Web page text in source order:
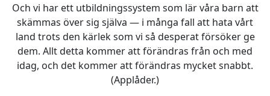
Och vi har ett utbildningssystem som lär våra barn att
skämmas över sig själva — i många fall att hata vårt
land trots den kärlek som vi så desperat försöker ge
dem. Allt detta kommer att förändras från och med
idag, och det kommer att förändras mycket snabbt.
(Applåder.)